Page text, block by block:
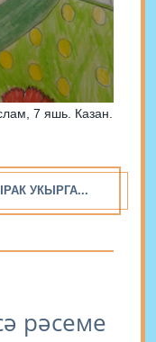
7 яшь. Казан.
УКЫРГА...
рәсеме